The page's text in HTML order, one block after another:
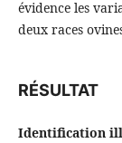
évidence les
deux races
RÉSULTAT
Identification